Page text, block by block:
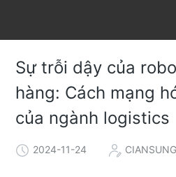
Sự trỗi dậy của
hàng: Cách mạng
của ngành logistics
2024-11-24 CIANSUNG